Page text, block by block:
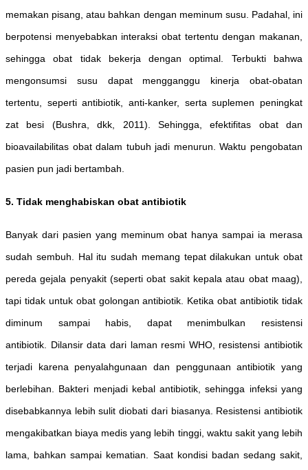
memakan pisang, atau bahkan dengan meminum susu. Padahal, ini
berpotensi menyebabkan interaksi obat tertentu dengan makanan,
sehingga obat tidak bekerja dengan optimal. Terbukti bahwa
mengonsumsi susu dapat mengganggu kinerja obat-obatan
tertentu, seperti antibiotik, anti-kanker, serta suplemen peningkat
zat besi (Bushra, dkk, 2011). Sehingga, efektifitas obat dan
bioavailabilitas obat dalam tubuh jadi menurun. Waktu pengobatan
pasien pun jadi bertambah.
5. Tidak menghabiskan obat antibiotik
Banyak dari pasien yang meminum obat hanya sampai ia merasa
sudah sembuh. Hal itu sudah memang tepat dilakukan untuk obat
pereda gejala penyakit (seperti obat sakit kepala atau obat maag),
tapi tidak untuk obat golongan antibiotik. Ketika obat antibiotik tidak
diminum sampai habis, dapat menimbulkan resistensi
antibiotik. Dilansir data dari laman resmi WHO, resistensi antibiotik
terjadi karena penyalahgunaan dan penggunaan antibiotik yang
berlebihan. Bakteri menjadi kebal antibiotik, sehingga infeksi yang
disebabkannya lebih sulit diobati dari biasanya. Resistensi antibiotik
mengakibatkan biaya medis yang lebih tinggi, waktu sakit yang lebih
lama, bahkan sampai kematian. Saat kondisi badan sedang sakit,